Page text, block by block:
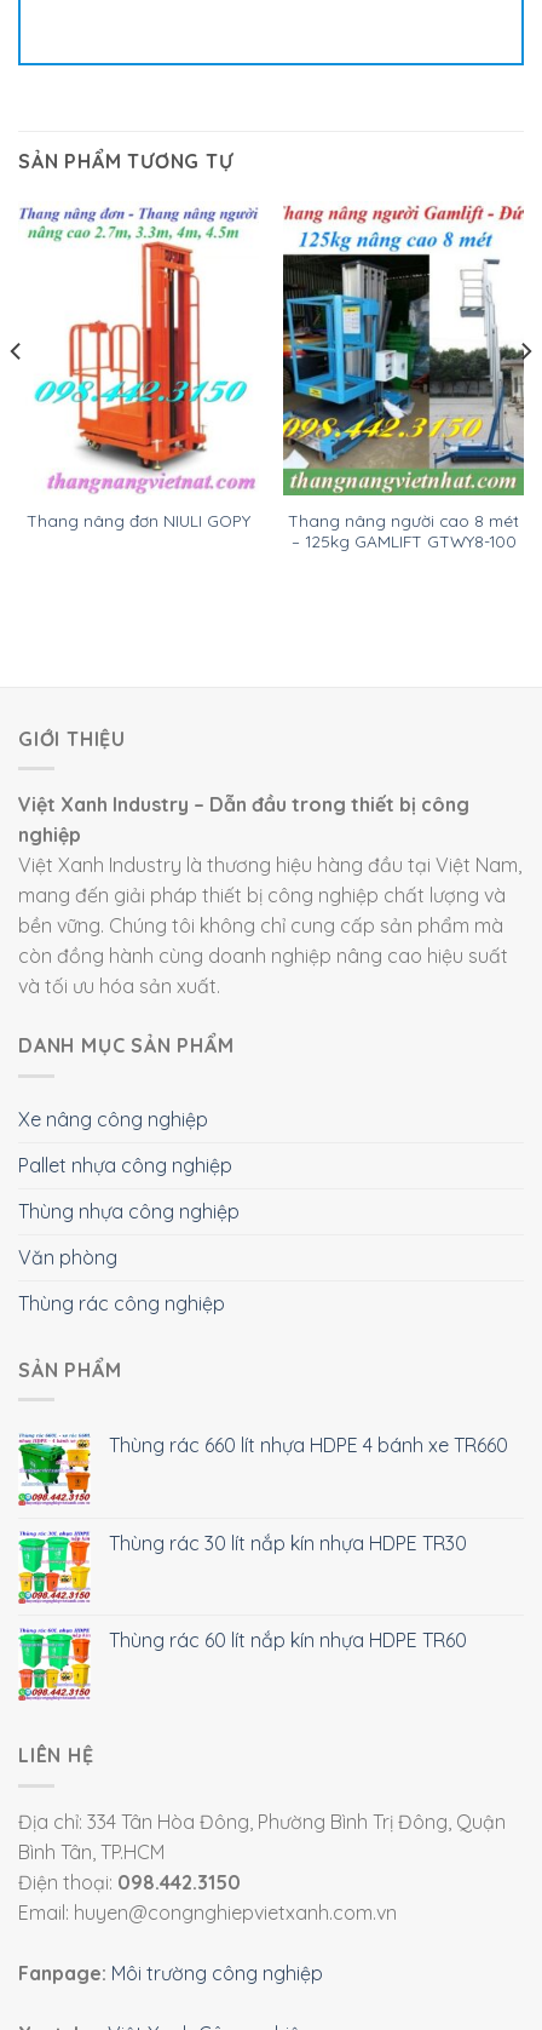
SẢN PHẨM TƯƠNG TỰ
Thang nâng đơn NIULI GOPY
Thang nâng người cao 8 mét
– 125kg GAMLIFT GTWY8-100
GIỚI THIỆU
Việt Xanh Industry – Dẫn đầu trong thiết bị công
nghiệp
Việt Xanh Industry là thương hiệu hàng đầu tại Việt Nam,
mang đến giải pháp thiết bị công nghiệp chất lượng và
bền vững. Chúng tôi không chỉ cung cấp sản phẩm mà
còn đồng hành cùng doanh nghiệp nâng cao hiệu suất
và tối ưu hóa sản xuất.
DANH MỤC SẢN PHẨM
Xe nâng công nghiệp
Pallet nhựa công nghiệp
Thùng nhựa công nghiệp
Văn phòng
Thùng rác công nghiệp
SẢN PHẨM
Thùng rác 660 lít nhựa HDPE 4 bánh xe TR660
Thùng rác 30 lít nắp kín nhựa HDPE TR30
Thùng rác 60 lít nắp kín nhựa HDPE TR60
LIÊN HỆ
Địa chỉ: 334 Tân Hòa Đông, Phường Bình Trị Đông, Quận
Bình Tân, TP.HCM
Điện thoại: 098.442.3150
Email: huyen@congnghiepvietxanh.com.vn
Fanpage: Môi trường công nghiệp